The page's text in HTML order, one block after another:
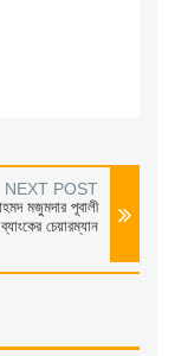
NEXT POST
মজুমদার পূবালী
ব্যাংকের চেয়ারম্যান